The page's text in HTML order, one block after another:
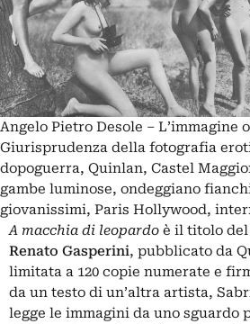
Angelo Pietro Desole ‒ L’immagine
Giurisprudenza della fotografia
dopoguerra, Quinlan, Castel
gambe luminose, ondeggiano
giovanissimi, Paris Hollywood,
A macchia di leopardo è il titolo
Renato Gasperini, pubblicato da
limitata a 120 copie numerate e
da un testo di un’altra artista,
legge le immagini da uno sguardo